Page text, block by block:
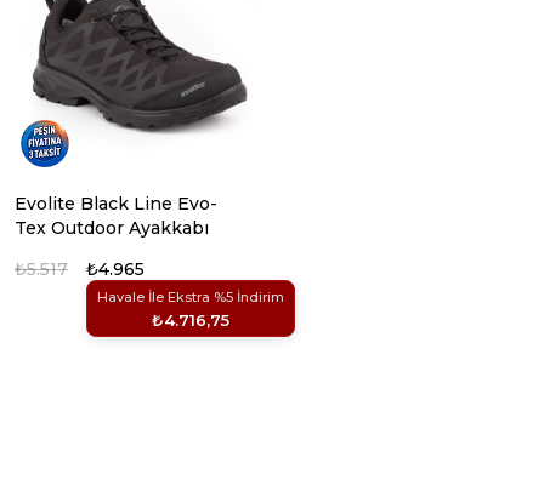
Evolite Black Line Evo-
Tex Outdoor Ayakkabı
₺4.965
Havale İle Ekstra %5 İndirim
₺4.716,75
₺5.517